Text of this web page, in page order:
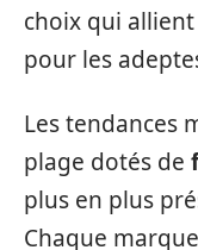
choix qui
pour les
Les tendances
plage dotés de
plus en plus
Chaque